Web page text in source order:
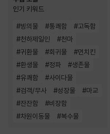
인기 키워드
#빙의물 #통쾌함 #고독함
#천하제일인 #천마
#귀환물 #회귀물 #먼치킨
#환생물 #정파 #생존물
#유쾌함 #사이다물
#검객/무사 #성장물 #마교
#잔잔함 #비장함
#차원이동물 #복수물